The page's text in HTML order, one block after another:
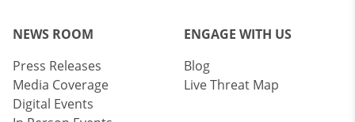
NEWS ROOM
Press Releases
Media Coverage
Digital Events
ENGAGE WITH US
Blog
Live Threat Map